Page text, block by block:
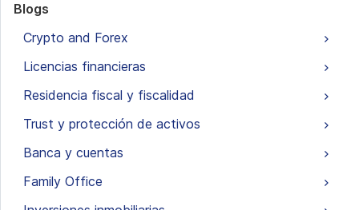
Blogs
Crypto and Forex
Licencias financieras
Residencia fiscal y fiscalidad
Trust y protección de activos
Banca y cuentas
Family Office